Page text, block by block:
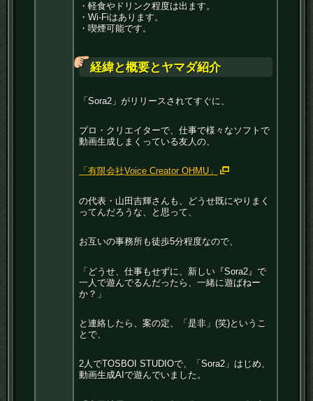
・軽食やドリンク程度は出ます。
・Wi-Fiはあります。
・喫煙可能です。
経緯と概要とヤマダ紹介
「Sora2」がリリースされてすぐに、
プロ・クリエイターで、仕事で様々なソフトで
動画生成しまくっている友人の、
「有限会社Voice Creator OHMU」
の代表・山田吉輝さんも、どうせ既にやりまく
ってんだろうな、と思って、
お互いの事務所も徒歩5分程度なので、
「どうせ、仕事もせずに、新しい『Sora2』で
一人で遊んでるんだったら、一緒に遊ばねー
か？」
と連絡したら、案の定、「是非」(笑)というこ
とで、
2人でTOSBOI STUDIOで、「Sora2」はじめ、
動画生成AIで遊んでいました。